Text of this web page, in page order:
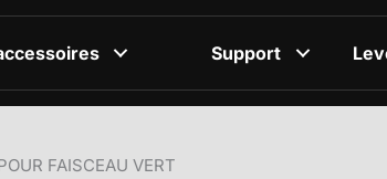
Support
FAISCEAU VERT